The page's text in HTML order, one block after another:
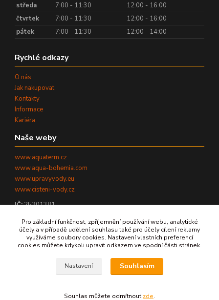
středa
7:00 - 11:30
12:00 - 16:00
čtvrtek
7:00 - 11:30
12:00 - 16:00
pátek
7:00 - 11:30 12:00 - 14:00
Rychlé odkazy
O nás
Jak nakupovat
Kontakty
Informace
Kariéra
Naše weby
www.aquaterm.cz
www.aqua-bohemia.com
www.upravyvody.eu
www.cisteni-vody.cz
IČ:25301381
AQUATERM, s.r.o. - Všechna práva vyhrazena.
Zpět nahoru ↑
Pro základní funkčnost, zpříjemnění používání webu, analytické
účely a v případě udělení souhlasu také pro účely cílení reklamy
využíváme soubory cookies. Nastavení vlastních preferencí
cookies můžete kdykoli upravit odkazem ve spodní části stránek.
Nastavení Souhlasím
Souhlas můžete odmítnout zde.